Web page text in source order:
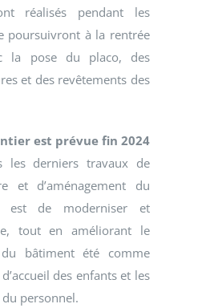
réalisés pendant les
poursuivront à la rentrée
la pose du placo, des
et des revêtements des
est prévue fin 2024
les derniers travaux de
et d’aménagement du
est de moderniser et
tout en améliorant le
bâtiment été comme
des enfants et les
personnel.